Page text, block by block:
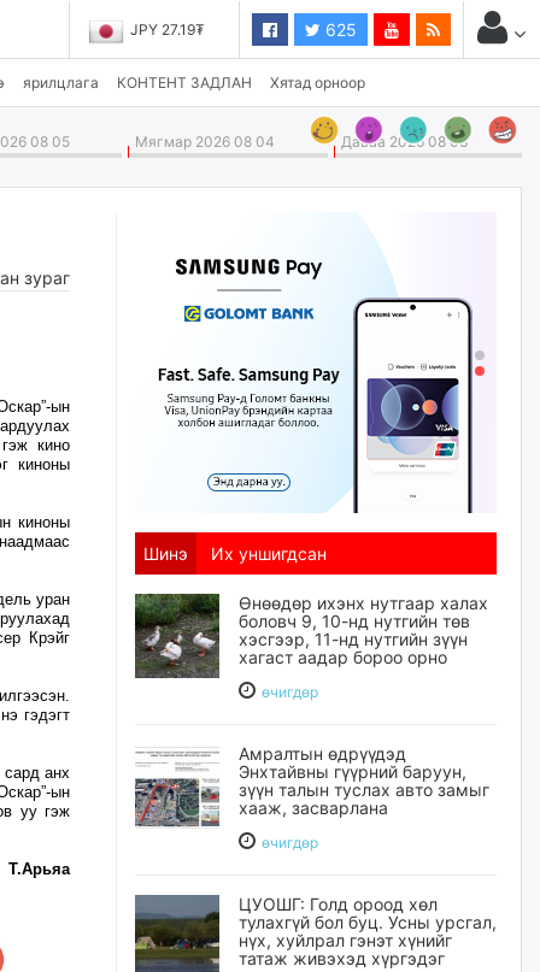
JPY 27.19₮ 625
ярилцлага КОНТЕНТ ЗАДЛАН Хятад орноор
08 05 Мягмар 2026 08 04 Даваа 2026 08 03
зураг
ын
кино
киноны
киноны
уран
Крэйг
гэдэгт
сард анх
ын
уу гэж
Т.Арьяа
Шинэ Их уншигдсан
Өнөөдөр ихэнх нутгаар халах
боловч 9, 10-нд нутгийн төв
хэсгээр, 11-нд нутгийн зүүн
хагаст аадар бороо орно
өчигдѳр
Амралтын өдрүүдэд
Энхтайвны гүүрний баруун,
зүүн талын туслах авто замыг
хааж, засварлана
өчигдѳр
ЦУОШГ: Голд ороод хөл
тулахгүй бол буц. Усны урсгал,
нүх, хуйлрал гэнэт хүнийг
татаж живэхэд хүргэдэг